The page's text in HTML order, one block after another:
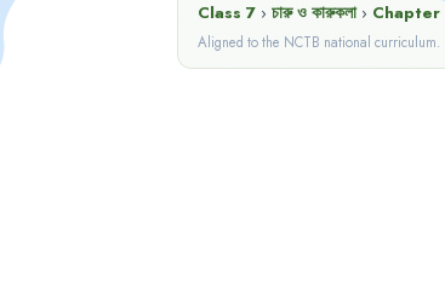
Class 7 › চারু ও কারুকলা › Chapter
Aligned to the NCTB national curriculum.